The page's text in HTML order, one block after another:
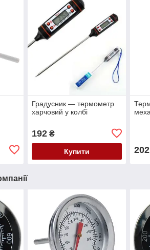
Градусник — термометр
харчовий у колбі
192₴
Купити 202